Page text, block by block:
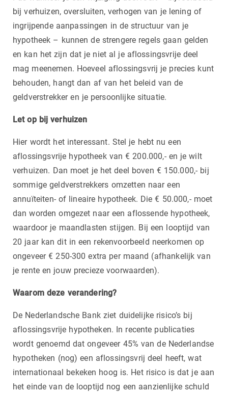
bij verhuizen, oversluiten, verhogen van je lening of
ingrijpende aanpassingen in de structuur van je
hypotheek – kunnen de strengere regels gaan gelden
en kan het zijn dat je niet al je aflossingsvrije deel
mag meenemen. Hoeveel aflossingsvrij je precies kunt
behouden, hangt dan af van het beleid van de
geldverstrekker en je persoonlijke situatie.
Let op bij verhuizen
Hier wordt het interessant. Stel je hebt nu een
aflossingsvrije hypotheek van € 200.000,- en je wilt
verhuizen. Dan moet je het deel boven € 150.000,- bij
sommige geldverstrekkers omzetten naar een
annuïteiten- of lineaire hypotheek. Die € 50.000,- moet
dan worden omgezet naar een aflossende hypotheek,
waardoor je maandlasten stijgen. Bij een looptijd van
20 jaar kan dit in een rekenvoorbeeld neerkomen op
ongeveer € 250-300 extra per maand (afhankelijk van
je rente en jouw precieze voorwaarden).
Waarom deze verandering?
De Nederlandsche Bank ziet duidelijke risico’s bij
aflossingsvrije hypotheken. In recente publicaties
wordt genoemd dat ongeveer 45% van de Nederlandse
hypotheken (nog) een aflossingsvrij deel heeft, wat
internationaal bekeken hoog is. Het risico is dat je aan
het einde van de looptijd nog een aanzienlijke schuld